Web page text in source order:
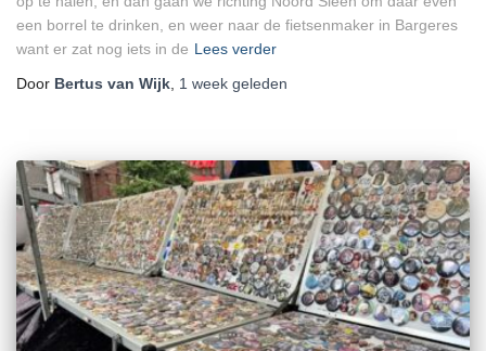
een borrel te drinken, en weer naar de fietsenmaker in Bargeres
want er zat nog iets in de Lees verder
Door Bertus van Wijk 1 week geleden